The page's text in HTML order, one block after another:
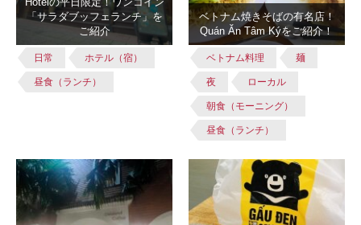
「サラダブッフェランチ」を
ご紹介
日常 ホテル（宿）
昼食（ランチ）
ベトナム焼きそばの有名店！
Quán Ăn Tâm Kýをご紹介！
ベトナム料理 麺
夜 ローカル
朝食（モーニング）
昼食（ランチ）